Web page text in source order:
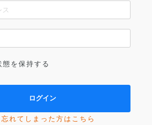
態を保持する
れてしまった方はこちら